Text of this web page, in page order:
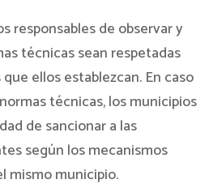
responsables de observar y
técnicas sean respetadas
ellos establezcan. En caso
técnicas, los municipios
de sancionar a las
según los mecanismos
mismo municipio.